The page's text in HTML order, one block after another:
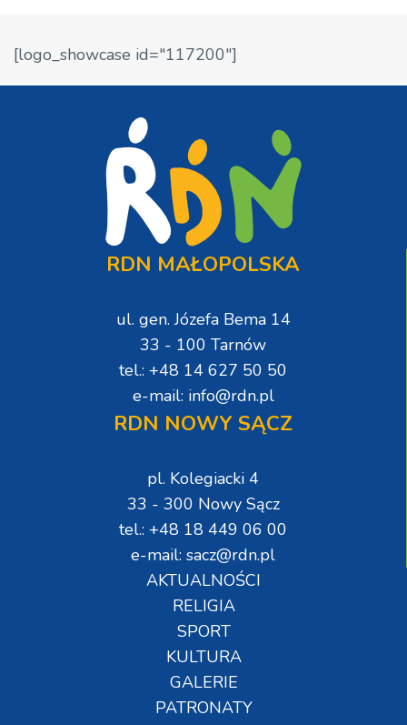
[logo_showcase id="117200"]
RDN MAŁOPOLSKA
ul. gen. Józefa Bema 14
33 - 100 Tarnów
tel.: +48 14 627 50 50
e-mail: info@rdn.pl
RDN NOWY SĄCZ
pl. Kolegiacki 4
33 - 300 Nowy Sącz
tel.: +48 18 449 06 00
e-mail: sacz@rdn.pl
AKTUALNOŚCI
RELIGIA
SPORT
KULTURA
GALERIE
PATRONATY